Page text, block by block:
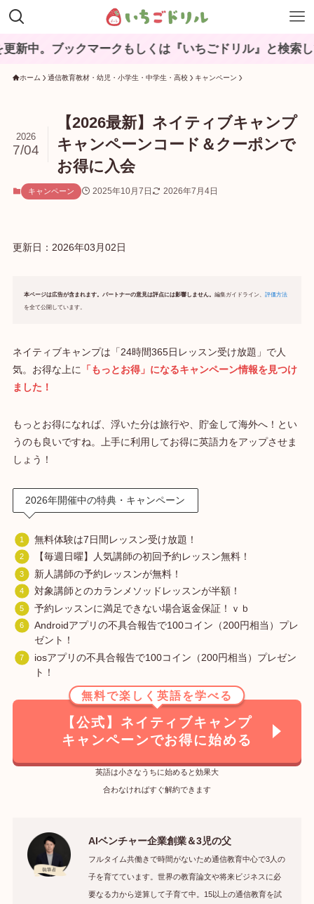
クマークもしくは『いちごドリル』と検索してね♪
ホーム 通信教育教材・幼児・小学生・中学生・高校 キャンペーン
【2026最新】ネイティブキャンプ
キャンペーンコード＆クーポンで
お得に入会
2026
7/04
キャンペーン 2025年10月7日 2026年7月4日
更新日： 2026年03月02日
本ページは広告が含まれます。パートナーの意見は評点には影響しません。 編集ガイドライン、 評価方法
を全て公開しています。
ネイティブキャンプは「24時間365日レッスン受け放題」で人
気。お得な上に
「もっとお得」になるキャンペーン情報を見つけ
ました！
もっとお得になれば、浮いた分は旅行や、貯金して海外へ！とい
うのも良いですね。上手に利用してお得に英語力をアップさせま
しょう！
2026年開催中の特典・キャンペーン
無料体験は7日間レッスン受け放題！
【毎週日曜】人気講師の初回予約レッスン無料！
新人講師の予約レッスンが無料！
対象講師とのカランメソッドレッスンが半額！
予約レッスンに満足できない場合返金保証！ｖｂ
Androidアプリの不具合報告で100コイン（200円相当）プレ
ゼント！
iosアプリの不具合報告で100コイン（200円相当）プレゼン
ト！
無料で楽しく英語を学べる
【公式】ネイティブキャンプ
キャンペーンでお得に始める
英語は小さなうちに始めると効果大
合わなければすぐ解約できます
AIベンチャー企業創業＆3児の父
フルタイム共働きで時間がないため通信教育中心で3人の
子を育てています。世界の教育論文や将来ビジネスに必
要なる力から逆算して子育て中。15以上の通信教育を試